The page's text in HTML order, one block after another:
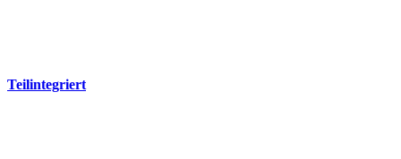
Teilintegriert